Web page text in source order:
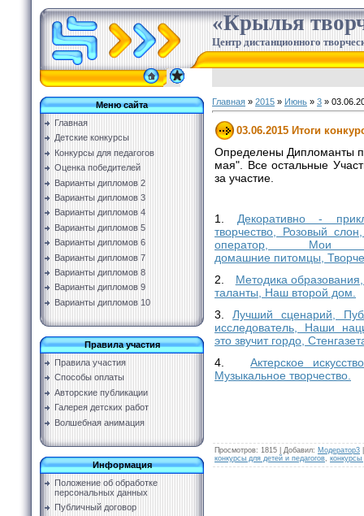
«Крылья
Центр дистанционного
Меню сайта
Главная
Детские конкурсы
Конкурсы для педагогов
Оценка победителей
Варианты дипломов 2
Варианты дипломов 3
Варианты дипломов 4
Варианты дипломов 5
Варианты дипломов 6
Варианты дипломов 7
Варианты дипломов 8
Варианты дипломов 9
Варианты дипломов 10
Правила участия
Правила участия
Способы оплаты
Авторские публикации
Галерея детских работ
Волшебная анимация
Информация
Положение об обработке
персональных данных
Публичный договор
Главная » 2015 » Июнь » 3 »
03.06.2015 Итоги
Определены Дипломанты
мая". Все остальные
за участие.
1. Декоративно -
творчество, Розовый
оператор, Мои
домашние питомцы,
2. Методика
таланты, Наш второй дом.
3. Лучший сценарий,
исследователь, Наши
это звучит гордо,
4.Актерское
Музыкальное творчество.
Просмотров: 1815 Добавил: Модератор3
конкурсы для детей и педагогов